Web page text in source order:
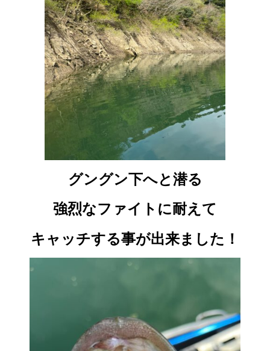
グングン下へと潜る
強烈なファイトに耐えて
キャッチする事が出来ました！